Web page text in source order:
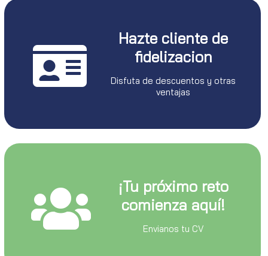
Hazte cliente de
fidelizacion
Disfuta de descuentos y otras
ventajas
¡Tu próximo reto
comienza aquí!
Envianos tu CV